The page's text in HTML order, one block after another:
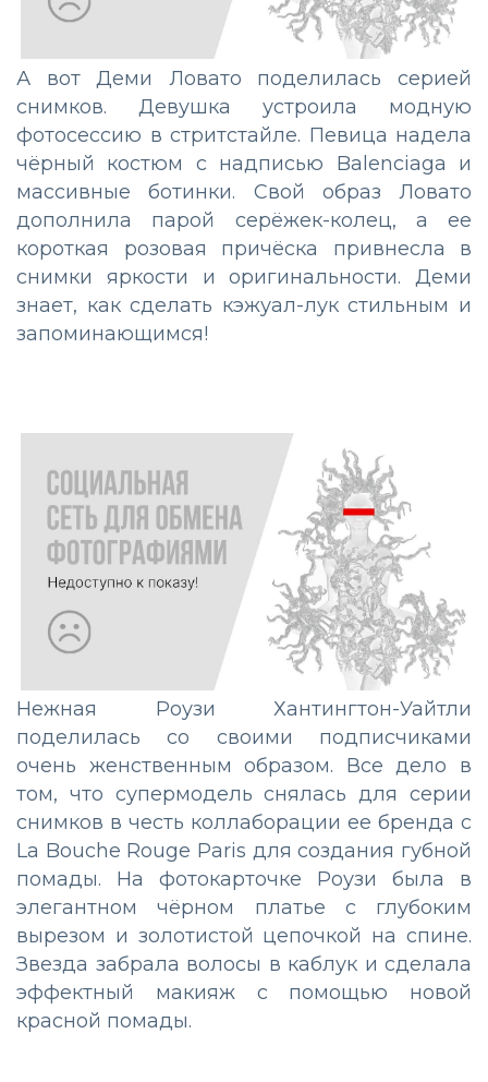
А вот Деми Ловато поделилась серией
снимков. Девушка устроила модную
фотосессию в стритстайле. Певица надела
чёрный костюм с надписью Balenciaga и
массивные ботинки. Свой образ Ловато
дополнила парой серёжек-колец, а ее
короткая розовая причёска привнесла в
снимки яркости и оригинальности. Деми
знает, как сделать кэжуал-лук стильным и
запоминающимся!
Нежная Роузи Хантингтон-Уайтли
поделилась со своими подписчиками
очень женственным образом. Все дело в
том, что супермодель снялась для серии
снимков в честь коллаборации ее бренда с
La Bouche Rouge Paris для создания губной
помады. На фотокарточке Роузи была в
элегантном чёрном платье с глубоким
вырезом и золотистой цепочкой на спине.
Звезда забрала волосы в каблук и сделала
эффектный макияж с помощью новой
красной помады.